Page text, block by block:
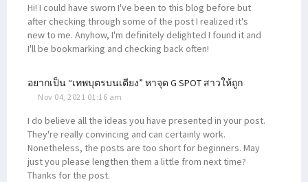
Hi! I could have sworn I've been to this blog before but
after checking through some of the post I realized it's
new to me. Anyhow, I'm definitely delighted I found it and
I'll be bookmarking and checking back often!
อยากเป็น “เทพบุตรบนเตียง” หาจุด G SPOT สาวให้ถูก
Nov 04, 2021 01:16 am
I do believe all the ideas you have presented in your post.
They're really convincing and can certainly work.
Nonetheless, the posts are too short for beginners. May
just you please lengthen them a little from next time?
Thanks for the post.